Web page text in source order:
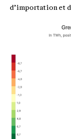
d’importation et